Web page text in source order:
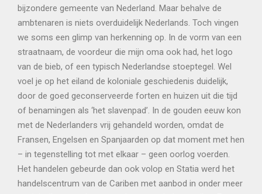
bijzondere gemeente van Nederland. Maar behalve de
ambtenaren is niets overduidelijk Nederlands. Toch vingen
we soms een glimp van herkenning op. In de vorm van een
straatnaam, de voordeur die mijn oma ook had, het logo
van de bieb, of een typisch Nederlandse stoeptegel. Wel
voel je op het eiland de koloniale geschiedenis duidelijk,
door de goed geconserveerde forten en huizen uit die tijd
of benamingen als ‘het slavenpad’. In de gouden eeuw kon
met de Nederlanders vrij gehandeld worden, omdat de
Fransen, Engelsen en Spanjaarden op dat moment met hen
– in tegenstelling tot met elkaar – geen oorlog voerden.
Het handelen gebeurde dan ook volop en Statia werd het
handelscentrum van de Cariben met aanbod in onder meer